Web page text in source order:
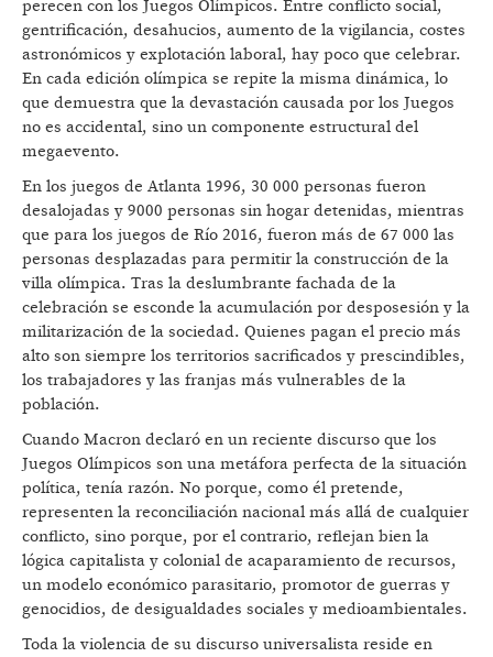
perecen con los Juegos Olímpicos. Entre conflicto social,
gentrificación, desahucios, aumento de la vigilancia, costes
astronómicos y explotación laboral, hay poco que celebrar.
En cada edición olímpica se repite la misma dinámica, lo
que demuestra que la devastación causada por los Juegos
no es accidental, sino un componente estructural del
megaevento.
En los juegos de Atlanta 1996, 30 000 personas fueron
desalojadas y 9000 personas sin hogar detenidas, mientras
que para los juegos de Río 2016, fueron más de 67 000 las
personas desplazadas para permitir la construcción de la
villa olímpica. Tras la deslumbrante fachada de la
celebración se esconde la acumulación por desposesión y la
militarización de la sociedad. Quienes pagan el precio más
alto son siempre los territorios sacrificados y prescindibles,
los trabajadores y las franjas más vulnerables de la
población.
Cuando Macron declaró en un reciente discurso que los
Juegos Olímpicos son una metáfora perfecta de la situación
política, tenía razón. No porque, como él pretende,
representen la reconciliación nacional más allá de cualquier
conflicto, sino porque, por el contrario, reflejan bien la
lógica capitalista y colonial de acaparamiento de recursos,
un modelo económico parasitario, promotor de guerras y
genocidios, de desigualdades sociales y medioambientales.
Toda la violencia de su discurso universalista reside en